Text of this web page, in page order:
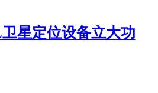
物联网工程..